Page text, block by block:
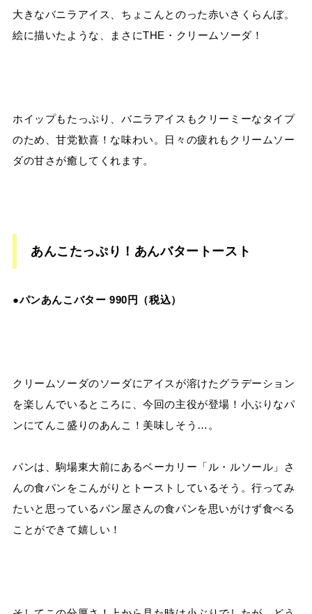
大きなバニラアイス、ちょこんとのった赤いさくらんぼ。
絵に描いたような、まさにTHE・クリームソーダ！
ホイップもたっぷり、バニラアイスもクリーミーなタイプ
のため、甘党歓喜！な味わい。日々の疲れもクリームソー
ダの甘さが癒してくれます。
あんこたっぷり！あんバタートースト
●パンあんこバター 990円（税込）
クリームソーダのソーダにアイスが溶けたグラデーション
を楽しんでいるところに、今回の主役が登場！小ぶりなパ
ンにてんこ盛りのあんこ！美味しそう…。
パンは、駒場東大前にあるベーカリー「ル・ルソール」さ
んの食パンをこんがりとトーストしているそう。行ってみ
たいと思っているパン屋さんの食パンを思いがけず食べる
ことができて嬉しい！